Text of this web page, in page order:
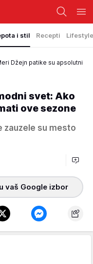
i stil Recepti Lifestyle
Džejn patike su apsolutni
svet: Ako
ove sezone
zauzele su mesto
vaš Google izbor